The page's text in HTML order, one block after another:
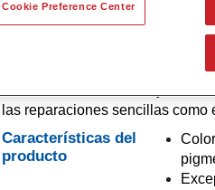
Gracias a su continuo
altos de precisión de color. Esto
conocimiento tecnológico y los
las reparaciones sencillas como
Características del
producto
Cookie Preference Center